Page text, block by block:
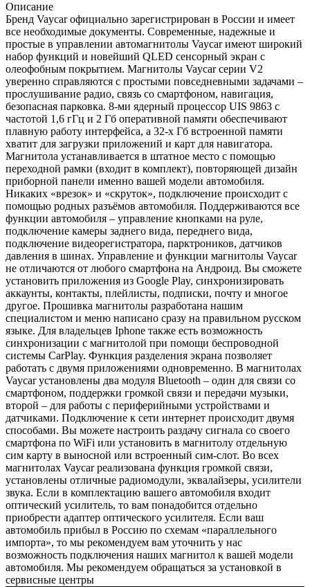
Описание
Бренд Vaycar официально зарегистрирован в России и имеет
все необходимые документы. Современные, надежные и
простые в управлении автомагнитолы Vaycar имеют широкий
набор функций и новейший QLED сенсорный экран с
олеофобным покрытием. Магнитолы Vaycar серии V2
уверенно справляются с простыми повседневными задачами –
прослушивание радио, связь со смартфоном, навигация,
безопасная парковка. 8-ми ядерный процессор UIS 9863 с
частотой 1,6 гГц и 2 Гб оперативной памяти обеспечивают
плавную работу интерфейса, а 32-х Гб встроенной памяти
хватит для загрузки приложений и карт для навигатора.
Магнитола устанавливается в штатное место с помощью
переходной рамки (входит в комплект), повторяющей дизайн
приборной панели именно вашей модели автомобиля.
Никаких «врезок» и «скруток», подключение происходит с
помощью родных разъёмов автомобиля. Поддерживаются все
функции автомобиля – управление кнопками на руле,
подключение камеры заднего вида, переднего вида,
подключение видеорегистратора, парктроников, датчиков
давления в шинах. Управление и функции магнитолы Vaycar
не отличаются от любого смартфона на Андроид. Вы сможете
установить приложения из Google Play, синхронизировать
аккаунты, контакты, плейлисты, подписки, почту и многое
другое. Прошивка магнитолы разработана нашим
специалистом и меню написано сразу на правильном русском
языке. Для владельцев Iphone также есть возможность
синхронизации с магнитолой при помощи беспроводной
системы CarPlay. Функция разделения экрана позволяет
работать с двумя приложениями одновременно. В магнитолах
Vaycar установлены два модуля Bluetooth – один для связи со
смартфоном, поддержки громкой связи и передачи музыки,
второй – для работы с периферийными устройствами и
датчиками. Подключение к сети интернет происходит двумя
способами. Вы можете настроить раздачу сигнала со своего
смартфона по WiFi или установить в магнитолу отдельную
сим карту в выносной или встроенный сим-слот. Во всех
магнитолах Vaycar реализована функция громкой связи,
установлены отличные радиомодули, эквалайзеры, усилители
звука. Если в комплектацию вашего автомобиля входит
оптический усилитель, то вам понадобится отдельно
приобрести адаптер оптического усилителя. Если ваш
автомобиль прибыл в Россию по схемам «параллельного
импорта», то мы рекомендуем вам уточнить у нас
возможность подключения наших магнитол к вашей модели
автомобиля. Мы рекомендуем обращаться за установкой в
сервисные центры